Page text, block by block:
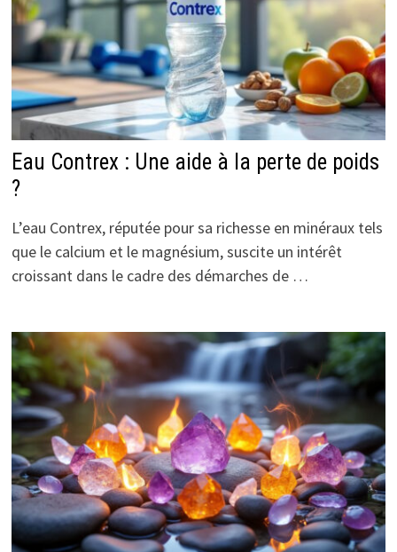
Eau Contrex : Une aide à la perte de poids
?
L’eau Contrex, réputée pour sa richesse en minéraux tels
que le calcium et le magnésium, suscite un intérêt
croissant dans le cadre des démarches de …